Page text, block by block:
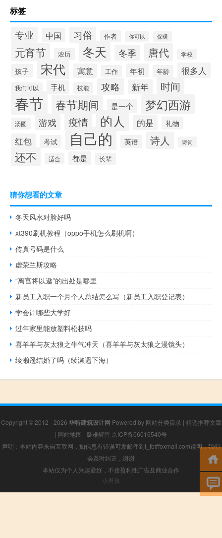
标签
专业 中国 习俗 作者 你可以 保暖
元宵节 农历 冬天 冬季 唐代 学校
孩子 宋代 寓意 工作 年初 年龄 很多人
我们可以 手机 技能 攻略 新年 时间
春节 春节期间 是一个 梦幻西游
汤圆 游戏 疫情 的人 的是 礼物
红包 考试 自己的 英语 诗人 诗词
还不 适合 都是 长辈
猜你想看的文章
冬天风水对脸好吗
xt390刷机教程（oppo手机怎么刷机啊）
传真号码是什么
虚荣兰斯攻略
“离宫将以遨”的出处是哪里
新员工入职一个月个人总结怎么写（新员工入职登记表）
学会计哪些大学好
过年家里能放塑料松枝吗
喜羊羊与灰太狼之牛气冲天（喜羊羊与灰太狼之漫镜头）
绫濑遥结婚了吗（绫濑遥下海）
Copyright © 2012 - 2026 华特建筑设计网 Powered by 网站分类目录 | 精选推荐文章
| 网站地图 | 疑难解答 京ICP备06016540号
声明：本站内容来自互联网，如信息有错误可发邮件到f_fb#foxmail.com说明，我们
会及时纠正，谢谢
本站仅为个人兴趣爱好，不接盈利性广告及商业合作
小男孩